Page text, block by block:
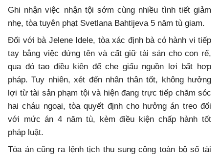
Ghi nhận việc nhận tội sớm cùng nhiều tình tiết giảm
nhẹ, tòa tuyên phạt Svetlana Bahtijeva 5 năm tù giam.
Đối với bà Jelene Idele, tòa xác định bà có hành vi tiếp
tay bằng việc đứng tên và cất giữ tài sản cho con rể,
qua đó tạo điều kiện để che giấu nguồn lợi bất hợp
pháp. Tuy nhiên, xét đến nhân thân tốt, không hưởng
lợi từ tài sản phạm tội và hiện đang trực tiếp chăm sóc
hai cháu ngoại, tòa quyết định cho hưởng án treo đối
với mức án 4 năm tù, kèm điều kiện chấp hành tốt
pháp luật.
Tòa án cũng ra lệnh tịch thu sung công toàn bộ số tài